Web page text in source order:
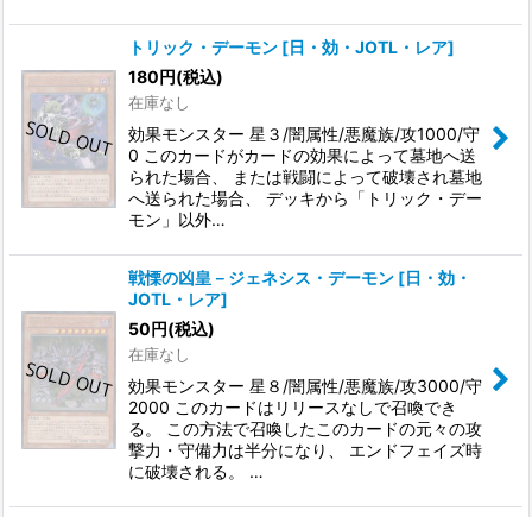
トリック・デーモン [日・効・JOTL・レア]
180円(税込)
在庫なし
効果モンスター 星３/闇属性/悪魔族/攻1000/守
0 このカードがカードの効果によって墓地へ送
られた場合、 または戦闘によって破壊され墓地
へ送られた場合、 デッキから「トリック・デー
モン」以外…
戦慄の凶皇－ジェネシス・デーモン [日・効・
JOTL・レア]
50円(税込)
在庫なし
効果モンスター 星８/闇属性/悪魔族/攻3000/守
2000 このカードはリリースなしで召喚でき
る。 この方法で召喚したこのカードの元々の攻
撃力・守備力は半分になり、 エンドフェイズ時
に破壊される。 …